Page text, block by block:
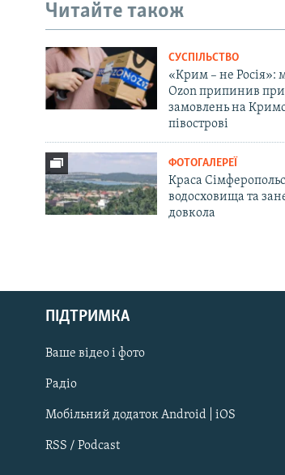
Русский
Qırımtatar
ДОЛУЧАЙСЯ!
Читайте також
СУСПІЛЬСТВО
«Крим – не Росія»:
Ozon припинив
замовлень на
півострові
ФОТОГАЛЕРЕЇ
Краса
водосховища та
довкола
ПІДТРИМКА
Ваше відео і фото
Радіо
Мобільний додаток Android | iOS
RSS / Podcast